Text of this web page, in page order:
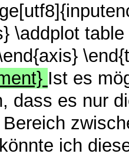
\addplot
Ist es
dass es nur
ich